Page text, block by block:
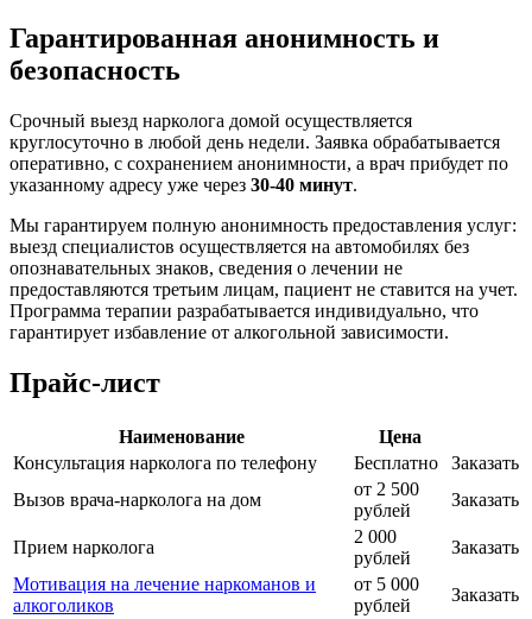
Гарантированная анонимность и
безопасность
Срочный выезд нарколога домой осуществляется
круглосуточно в любой день недели. Заявка обрабатывается
оперативно, с сохранением анонимности, а врач прибудет по
указанному адресу уже через 30-40 минут.
Мы гарантируем полную анонимность предоставления услуг:
выезд специалистов осуществляется на автомобилях без
опознавательных знаков, сведения о лечении не
предоставляются третьим лицам, пациент не ставится на учет.
Программа терапии разрабатывается индивидуально, что
гарантирует избавление от алкогольной зависимости.
Прайс-лист
Наименование
Цена
Консультация нарколога по телефону
Бесплатно
Заказать
Вызов врача-нарколога на дом
от 2 500
рублей
Заказать
Прием нарколога
2 000
рублей
Заказать
Мотивация на лечение наркоманов и
алкоголиков
от 5 000
рублей
Заказать